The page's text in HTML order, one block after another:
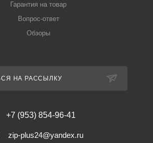
Гарантия на товар
Вопрос-ответ
Обзоры
НА РАССЫЛКУ
+7 (953) 854-96-41
zip-plus24@yandex.ru